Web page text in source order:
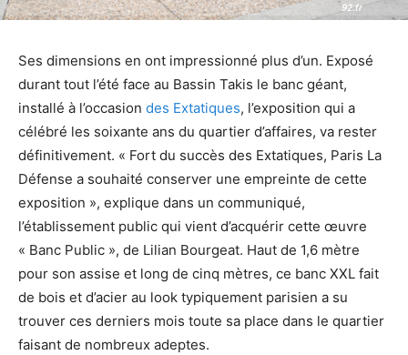
92.fr
92.fr
Ses dimensions en ont impressionné plus d’un. Exposé
durant tout l’été face au Bassin Takis le banc géant,
installé à l’occasion des Extatiques, l’exposition qui a
célébré les soixante ans du quartier d’affaires, va rester
définitivement. « Fort du succès des Extatiques, Paris La
Défense a souhaité conserver une empreinte de cette
exposition », explique dans un communiqué,
l’établissement public qui vient d’acquérir cette œuvre
« Banc Public », de Lilian Bourgeat. Haut de 1,6 mètre
pour son assise et long de cinq mètres, ce banc XXL fait
de bois et d’acier au look typiquement parisien a su
trouver ces derniers mois toute sa place dans le quartier
faisant de nombreux adeptes.